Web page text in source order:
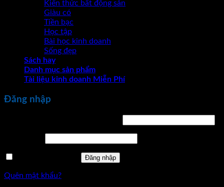
Kiến thức bất động sản
Giàu có
Tiền bạc
Học tập
Bài học kinh doanh
Sống đẹp
Sách hay
Danh mục sản phẩm
Tài liệu kinh doanh Miễn Phí
Đăng nhập
buộc
buộc
Đăng nhập
Quên mật khẩu?